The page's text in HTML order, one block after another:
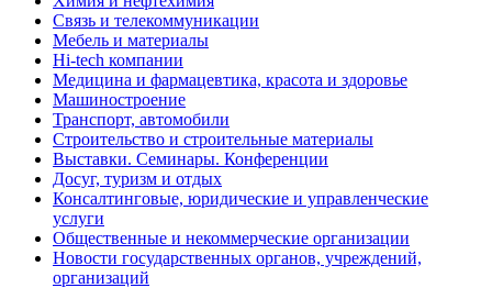
Связь и телекоммуникации
Мебель и материалы
Hi-tech компании
Медицина и фармацевтика, красота и здоровье
Машиностроение
Транспорт, автомобили
Строительство и строительные материалы
Выставки. Семинары. Конференции
Досуг, туризм и отдых
Консалтинговые, юридические и управленческие
услуги
Общественные и некоммерческие организации
Новости государственных органов, учреждений,
организаций